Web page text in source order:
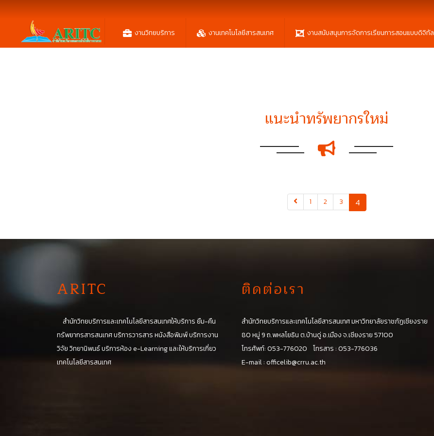
งานวิทยบริการ งานเทคโนโลยีสารสนเทศ งานสนับสนุนการจัดการเรียนการสอนแบบดิจิทัล
แนะนำทรัพยากรใหม่
1 2 3 4(current)
ARITC
สำนักวิทยบริการและเทคโนโลยีสารสนเทศให้บริการ ยืม-คืน
ทรัพยากรสารสนเทศ บริการวารสาร หนังสือพิมพ์ บริการงาน
วิจัย วิทยานิพนธ์ บริการห้อง e-Learning และให้บริการเกี่ยว
เทคโนโลยีสารสนเทศ
ติดต่อเรา
สำนักวิทยบริการและเทคโนโลยีสารสนเทศ มหาวิทยาลัยราชภัฏเชียงราย
80 หมู่ 9 ถ.พหลโยธิน ต.บ้านดู่ อ.เมือง จ.เชียงราย 57100
โทรศัพท์: 053-776020 โทรสาร : 053-776036
E-mail :officelib@crru.ac.th